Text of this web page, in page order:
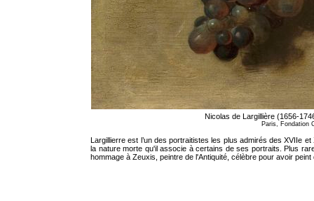
Nicolas de Largillière (1656-
Paris, Fondation
Largillierre est l’un des portraitistes les plus admirés des XVIIe
la nature morte qu'il associe à certains de ses portraits. Plus
hommage à Zeuxis, peintre de l'Antiquité, célèbre pour avoir